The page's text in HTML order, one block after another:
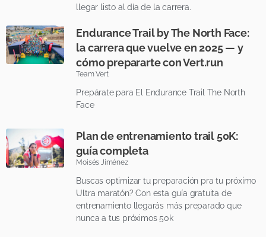
llegar listo al día de la carrera.
Endurance Trail by The North Face:
la carrera que vuelve en 2025 — y
cómo prepararte con Vert.run
Team Vert
Prepárate para El Endurance Trail The North
Face
Plan de entrenamiento trail 50K:
guía completa
Moisés Jiménez
Buscas optimizar tu preparación pra tu próximo
Ultra maratón? Con esta guía gratuita de
entrenamiento llegarás más preparado que
nunca a tus próximos 50k